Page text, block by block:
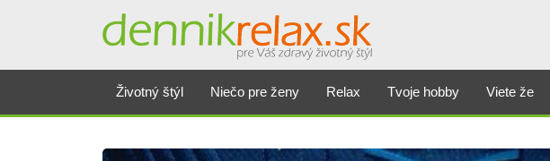
Životný štýl Niečo pre ženy Relax Tvoje hobby Viete že